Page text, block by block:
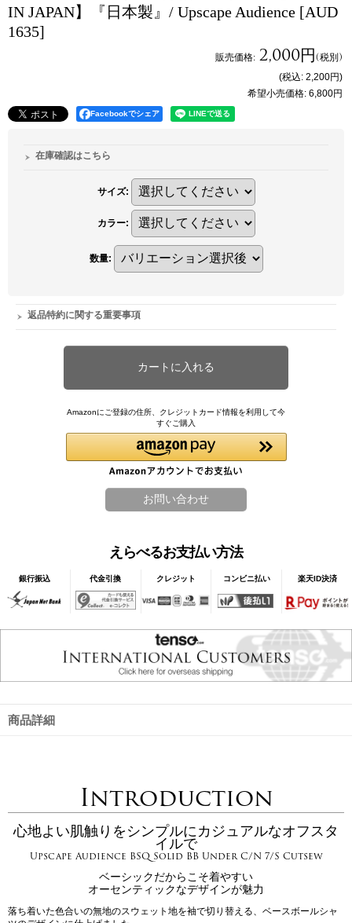
IN JAPAN】『日本製』/ Upscape Audience [AUD
1635]
販売価格: 2,000円(税別)
(税込: 2,200円)
希望小売価格: 6,800円
Facebookでシェア
在庫確認はこちら
サイズ:
カラー:
数量:
返品特約に関する重要事項
Amazonにご登録の住所、クレジットカード情報を利用して今
すぐご購入
えらべるお支払い方法
銀行振込 代金引換 クレジット コンビニ払い 楽天ID決済
商品詳細
Introduction
心地よい肌触りをシンプルにカジュアルなオフスタ
イルで
Upscape Audience BSQ Solid BB Under C/N 7/S Cutsew
ベーシックだからこそ着やすい
オーセンティックなデザインが魅力
落ち着いた色合いの無地のスウェット地を袖で切り替える、ベースボールシャ